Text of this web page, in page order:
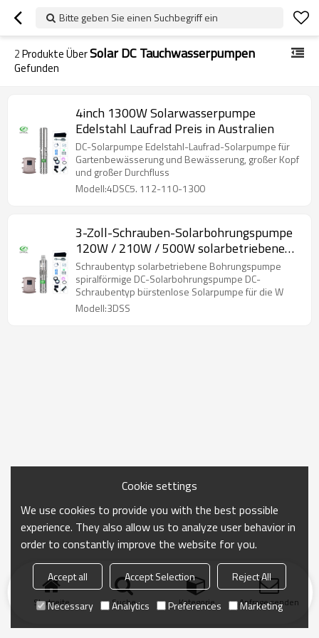
Bitte geben Sie einen Suchbegriff ein
2Produkte ÜberSolar DC Tauchwasserpumpen
Gefunden
4inch 1300W Solarwasserpumpe
Edelstahl Laufrad Preis in Australien
DC-Solarpumpe Edelstahl-Laufrad-Solarpumpe für
Gartenbewässerung und Bewässerung, großer Kopf
und großer Durchfluss
Modell:4DSC5. 112-110-1300
3-Zoll-Schrauben-Solarbohrungspumpe
120W / 210W / 500W solarbetriebene
Bohrungspumpe in Australien
Schraubentyp solarbetriebene Bohrungspumpe
spiralförmige DC-Solarbohrungspumpe DC-
Schraubentyp bürstenlose Solarpumpe für die W
Modell:3DSS
Startseite Suche Kategorie Anfrage senden
Cookie settings
We use cookies to provide you with the best possible
experience. They also allow us to analyze user behavior in
order to constantly improve the website for you.
Accept all Accept Selection
Reject All
Necessary
Analytics Preferences Marketing